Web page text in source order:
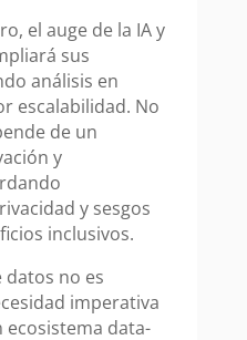
el auge de la IA y
sus
análisis en
escalabilidad. No
de un
y
y sesgos
inclusivos.
datos no es
imperativa
data-